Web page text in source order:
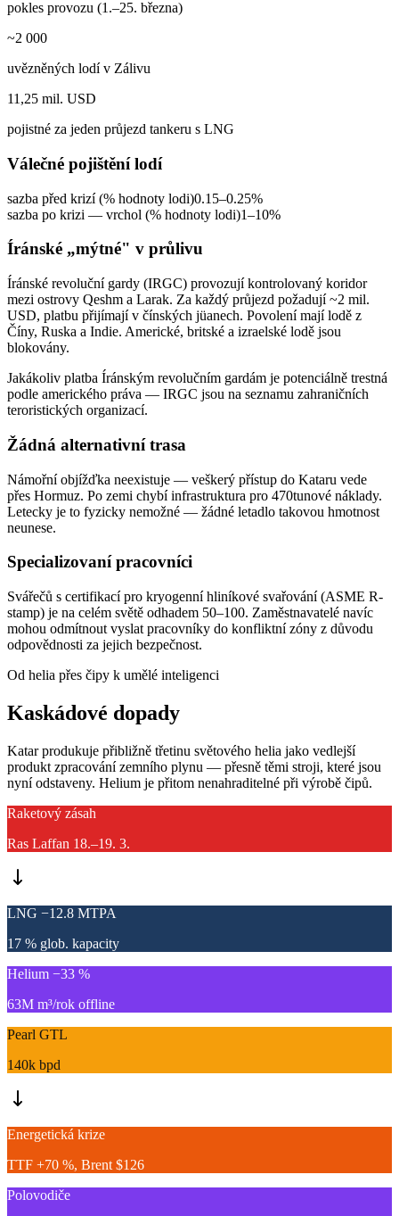
pokles provozu (1.–25. března)
~2 000
uvězněných lodí v Zálivu
11,25 mil. USD
pojistné za jeden průjezd tankeru s LNG
Válečné pojištění lodí
sazba před krizí (% hodnoty lodi)0.15–0.25%
sazba po krizi — vrchol (% hodnoty lodi)1–10%
Íránské „mýtné" v průlivu
Íránské revoluční gardy (IRGC) provozují kontrolovaný koridor
mezi ostrovy Qeshm a Larak. Za každý průjezd požadují ~2 mil.
USD, platbu přijímají v čínských jüanech. Povolení mají lodě z
Číny, Ruska a Indie. Americké, britské a izraelské lodě jsou
blokovány.
Jakákoliv platba Íránským revolučním gardám je potenciálně trestná
podle amerického práva — IRGC jsou na seznamu zahraničních
teroristických organizací.
Žádná alternativní trasa
Námořní objížďka neexistuje — veškerý přístup do Kataru vede
přes Hormuz. Po zemi chybí infrastruktura pro 470tunové náklady.
Letecky je to fyzicky nemožné — žádné letadlo takovou hmotnost
neunese.
Specializovaní pracovníci
Svářečů s certifikací pro kryogenní hliníkové svařování (ASME R-
stamp) je na celém světě odhadem 50–100. Zaměstnavatelé navíc
mohou odmítnout vyslat pracovníky do konfliktní zóny z důvodu
odpovědnosti za jejich bezpečnost.
Od helia přes čipy k umělé inteligenci
Kaskádové dopady
Katar produkuje přibližně třetinu světového helia jako vedlejší
produkt zpracování zemního plynu — přesně těmi stroji, které jsou
nyní odstaveny. Helium je přitom nenahraditelné při výrobě čipů.
Raketový zásah
Ras Laffan 18.–19. 3.
LNG −12.8 MTPA
17 % glob. kapacity
Helium −33 %
63M m³/rok offline
Pearl GTL
140k bpd
Energetická krize
TTF +70 %, Brent $126
Polovodiče